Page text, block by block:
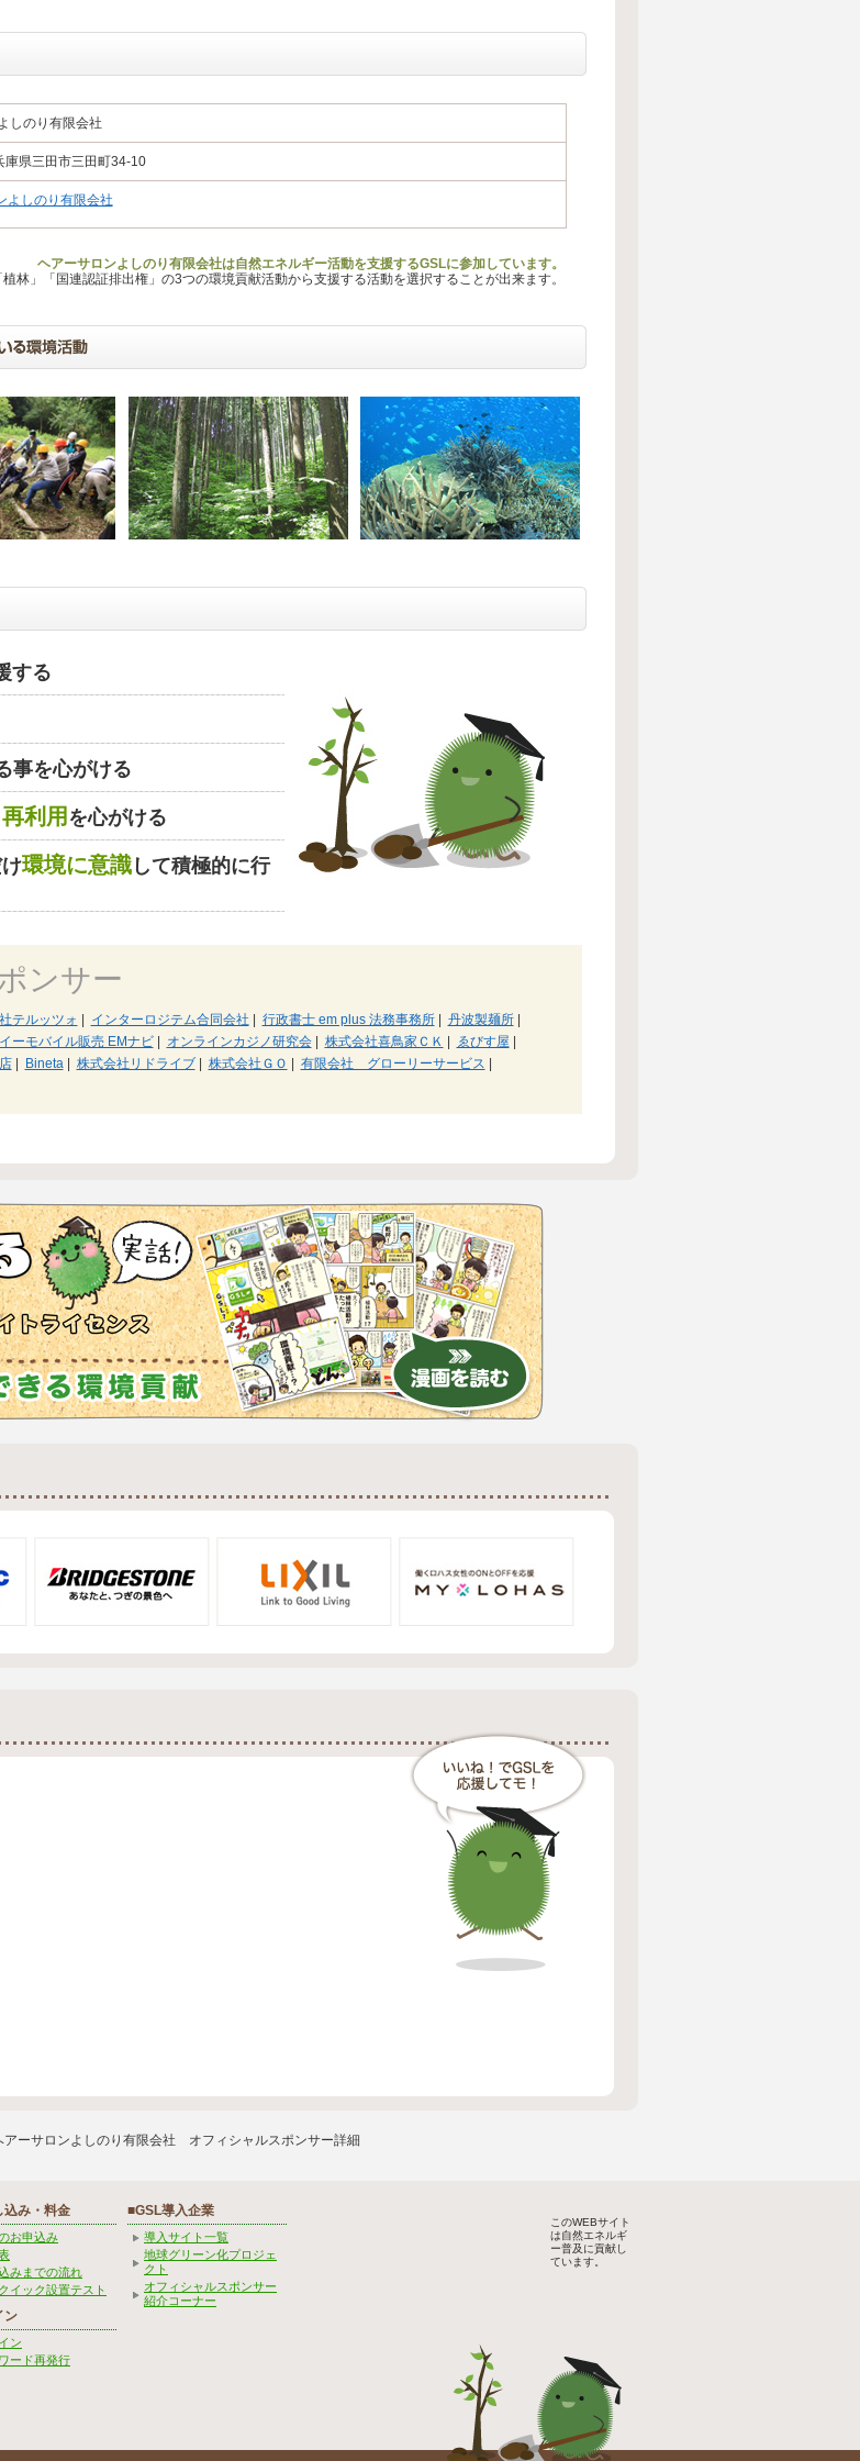
しのり有限会社
庫県三田市三田町34-10
よしのり有限会社
ヘアーサロンよしのり有限会社は自然エネルギー活動を支援するGSLに参加しています。
林」「国連認証排出権」の3つの環境貢献活動から支援する活動を選択することが出来ます。
する
事を心がける
再利用 を心がける
環境に意識して積極的に行
ンサー
テルッツォ インターロジテム合同会社 行政書士 em plus 法務事務所| 丹波製麺所|
イーモバイル販売 EMナビ| オンラインカジノ研究会| 株式会社喜鳥家ＣＫ ゑびす屋
| Bineta| 株式会社リドライブ| 株式会社ＧＯ 有限会社 グローリーサービス
アーサロンよしのり有限会社 オフィシャルスポンサー詳細
込み・料金
お申込み
みまでの流れ
イック設置テスト
ン
ン
ード再発行
■GSL導入企業
導入サイト一覧
地球グリーン化プロジェ
クト
オフィシャルスポンサー
紹介コーナー
このWEBサイト
は自然エネルギ
ー普及に貢献し
ています。